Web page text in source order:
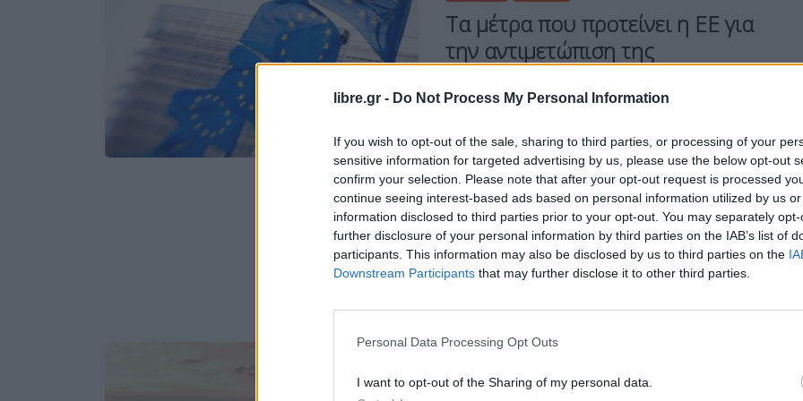
libre.gr - Do Not Process My Personal Information
If you wish to opt-out of the sale, sharing to third parties, or processing of your
sensitive information for targeted advertising by us, please use the below opt-out
confirm your selection. Please note that after your opt-out request is processed
continue seeing interest-based ads based on personal information utilized by us
information disclosed to third parties prior to your opt-out. You may separately
further disclosure of your personal information by third parties on the IAB’s list of
participants. This information may also be disclosed by us to third parties on the
Downstream Participants that may further disclose it to other third parties.
Personal Data Processing Opt Outs
I want to opt-out of the Sharing of my personal data.
Τα μέτρα που προτείνει η ΕΕ για
την αντιμετώπιση της
Η Συντακτική ομάδα του Libre
21 Απριλίου, 2026
Η Ευρωπαϊκή Επιτροπή πρότεινε μια σειρά
μέτρων για την αντιμετώπιση
της ενεργειακής κρίσης που προκαλεί
η κρίση στη Μέση Ανατολή.
ΠΕΡΙΣΣΌΤΕΡΑ ...
Ημέρα της Γης – Η ΔΕΗ